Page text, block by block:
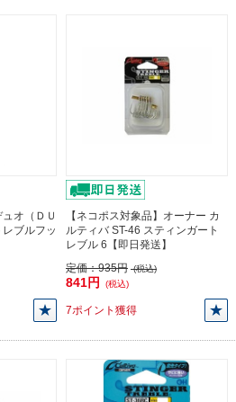
ュオ（ＤＵ
ブルフッ
【ネコポス対象品】オーナー カ
ルティバ ST-46 スティンガート
レブル 6【即日発送】
定価：935円 (税込)
841円 (税込)
7ポイント獲得